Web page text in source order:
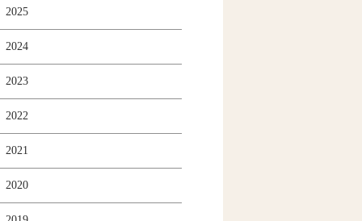
2025
2024
2023
2022
2021
2020